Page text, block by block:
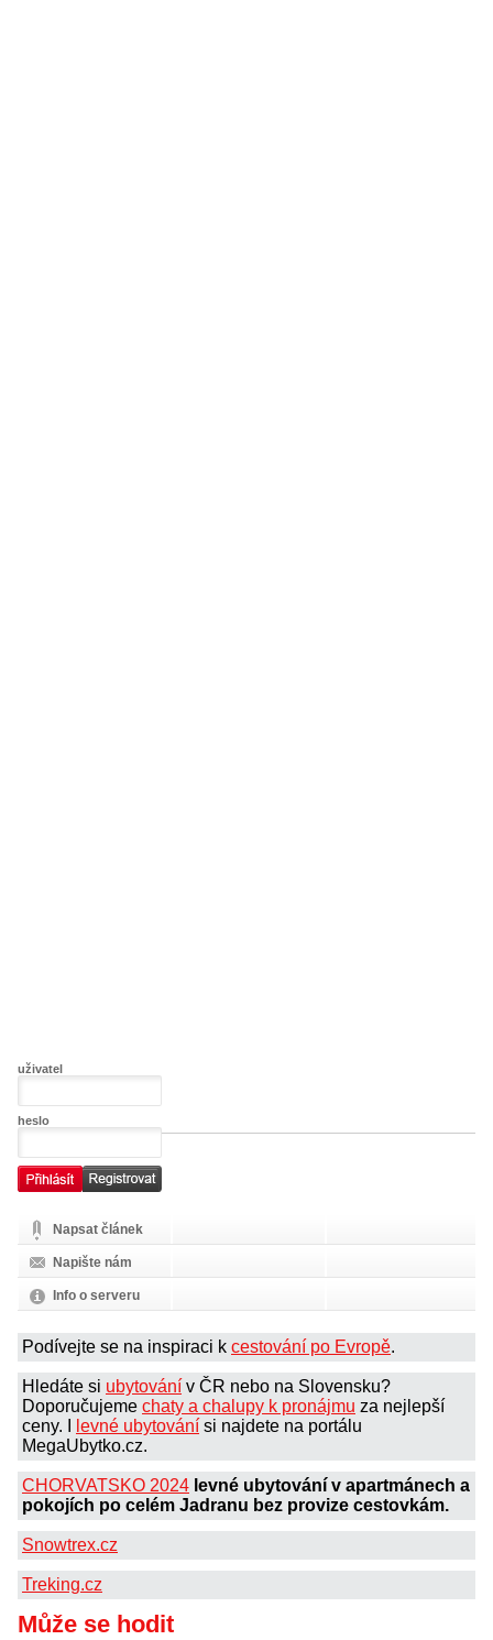
uživatel
heslo
Napsat článek
Napište nám
Info o serveru
Podívejte se na inspiraci k cestování po Evropě.
Hledáte si ubytování v ČR nebo na Slovensku?
Doporučujeme chaty a chalupy k pronájmu za nejlepší
ceny. I
levné ubytování si najdete na portálu
MegaUbytko.cz.
CHORVATSKO 2024 levné ubytování v apartmánech a
pokojích po celém Jadranu bez provize cestovkám.
Snowtrex.cz
Treking.cz
Může se hodit